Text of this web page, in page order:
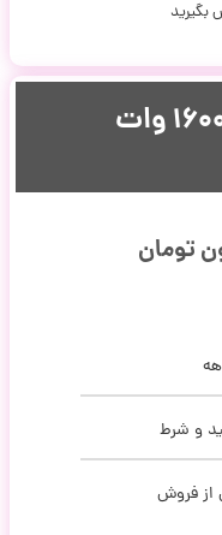
بگیرید
تومان